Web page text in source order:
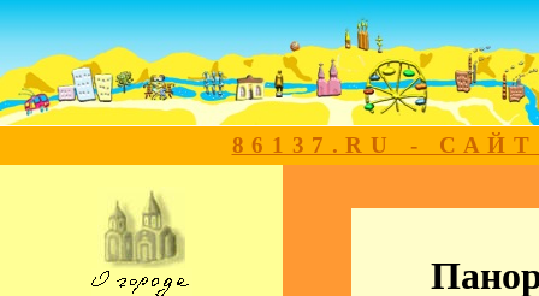
86137.RU -